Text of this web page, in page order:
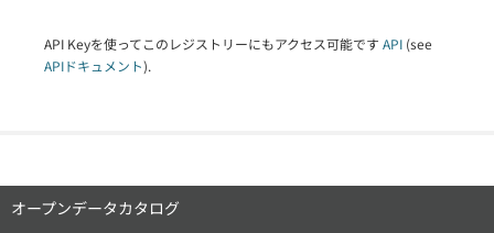
API Keyを使ってこのレジストリーにもアクセス可能です API (see
APIドキュメント).
オープンデータカタログ